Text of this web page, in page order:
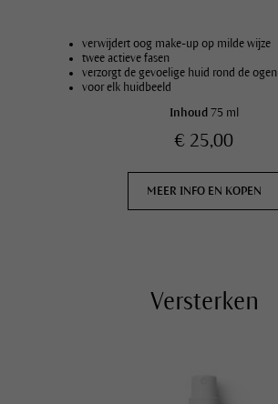
verwijdert oog make-up op milde wijze
twee actieve fasen
verzorgt de gevoelige huid rond de ogen
voor elk huidbeeld
Inhoud 75 ml
€ 25,00
MEER INFO EN KOPEN
Versterken